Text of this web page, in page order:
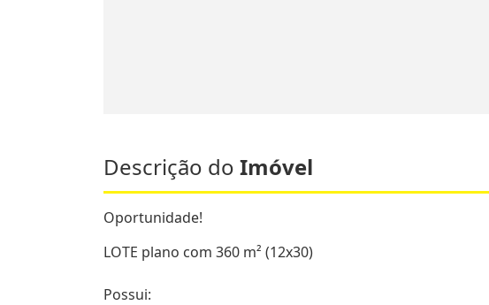
Descrição do Imóvel
Oportunidade!
LOTE plano com 360 m² (12x30)
Possui: